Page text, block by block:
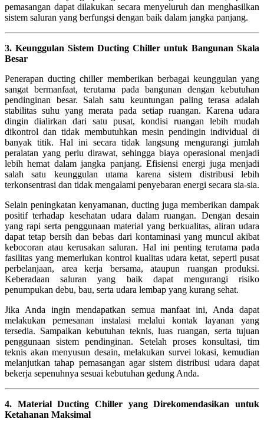
pemasangan dapat dilakukan secara menyeluruh dan menghasilkan
sistem saluran yang berfungsi dengan baik dalam jangka panjang.
3. Keunggulan Sistem Ducting Chiller untuk Bangunan Skala
Besar
Penerapan ducting chiller memberikan berbagai keunggulan yang
sangat bermanfaat, terutama pada bangunan dengan kebutuhan
pendinginan besar. Salah satu keuntungan paling terasa adalah
stabilitas suhu yang merata pada setiap ruangan. Karena udara
dingin dialirkan dari satu pusat, kondisi ruangan lebih mudah
dikontrol dan tidak membutuhkan mesin pendingin individual di
banyak titik. Hal ini secara tidak langsung mengurangi jumlah
peralatan yang perlu dirawat, sehingga biaya operasional menjadi
lebih hemat dalam jangka panjang. Efisiensi energi juga menjadi
salah satu keunggulan utama karena sistem distribusi lebih
terkonsentrasi dan tidak mengalami penyebaran energi secara sia-sia.
Selain peningkatan kenyamanan, ducting juga memberikan dampak
positif terhadap kesehatan udara dalam ruangan. Dengan desain
yang rapi serta penggunaan material yang berkualitas, aliran udara
dapat tetap bersih dan bebas dari kontaminasi yang muncul akibat
kebocoran atau kerusakan saluran. Hal ini penting terutama pada
fasilitas yang memerlukan kontrol kualitas udara ketat, seperti pusat
perbelanjaan, area kerja bersama, ataupun ruangan produksi.
Keberadaan saluran yang baik dapat mengurangi risiko
penumpukan debu, bau, serta udara lembap yang kurang sehat.
Jika Anda ingin mendapatkan semua manfaat ini, Anda dapat
melakukan pemesanan instalasi melalui kontak layanan yang
tersedia. Sampaikan kebutuhan teknis, luas ruangan, serta tujuan
penggunaan sistem pendinginan. Setelah proses konsultasi, tim
teknis akan menyusun desain, melakukan survei lokasi, kemudian
melanjutkan tahap pemasangan agar sistem distribusi udara dapat
bekerja sepenuhnya sesuai kebutuhan gedung Anda.
4. Material Ducting Chiller yang Direkomendasikan untuk
Ketahanan Maksimal